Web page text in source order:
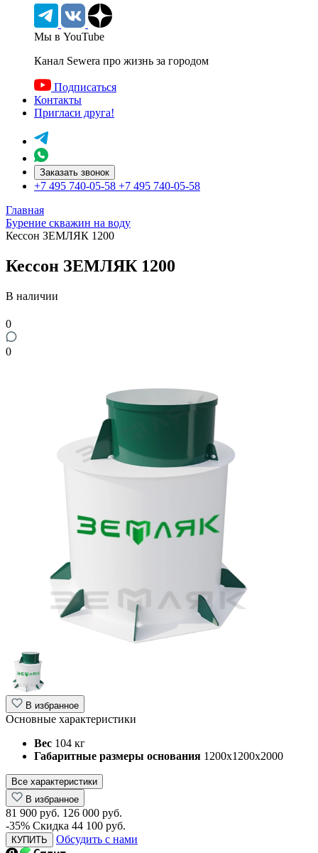
Мы в YouTube
Канал Sewera про жизнь за городом
Подписаться
Контакты
Пригласи друга!
Заказать звонок
+7 495 740-05-58 +7 495 740-05-58
Главная
Бурение скважин на воду
Кессон ЗЕМЛЯК 1200
Кессон ЗЕМЛЯК 1200
В наличии
0
0
В избранное
Основные характеристики
Вес 104 кг
Габаритные размеры основания 1200х1200х2000
Все характеристики
В избранное
81 900 руб. 126 000 руб.
-35% Скидка 44 100 руб.
КУПИТЬ Обсудить с нами